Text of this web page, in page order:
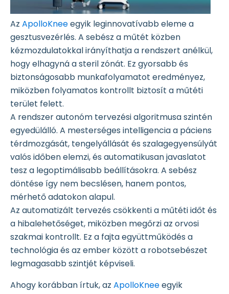
Az ApolloKneeegyik leginnovatívabb eleme a
gesztusvezérlés. A sebész a műtét közben
kézmozdulatokkal irányíthatja a rendszert anélkül,
hogy elhagyná a steril zónát. Ez gyorsabb és
biztonságosabb munkafolyamatot eredményez,
miközben folyamatos kontrollt biztosít a műtéti
terület felett.
A rendszer autonóm tervezési algoritmusa szintén
egyedülálló. A mesterséges intelligencia a páciens
térdmozgását, tengelyállását és szalagegyensúlyát
valós időben elemzi, és automatikusan javaslatot
tesz a legoptimálisabb beállításokra. A sebész
döntése így nem becslésen, hanem pontos,
mérhető adatokon alapul.
Az automatizált tervezés csökkenti a műtéti időt és
a hibalehetőséget, miközben megőrzi az orvosi
szakmai kontrollt. Ez a fajta együttműködés a
technológia és az ember között a robotsebészet
legmagasabb szintjét képviseli.
Ahogy korábban írtuk, az ApolloKneeegyik